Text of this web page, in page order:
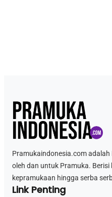
Pramukaindonesia.com adalah
oleh dan untuk Pramuka.
kepramukaan hingga serba
Link Penting